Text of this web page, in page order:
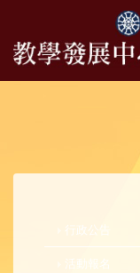
行政公告
活動報名